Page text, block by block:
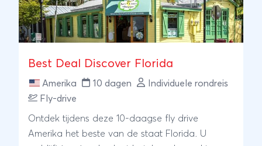
Best Deal Discover Florida
Amerika 10 dagen
Individuele rondreis
Fly-drive
Ontdek tijdens deze 10-daagse fly drive
Amerika het beste van de staat Florida. U